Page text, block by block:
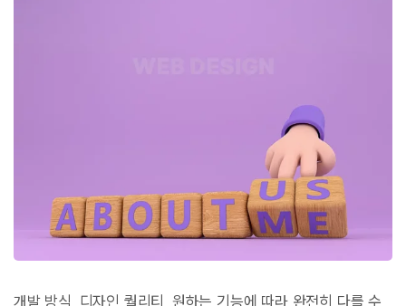
개발 방식, 디자인 퀄리티, 원하는 기능에 따라 완전히 다를 수